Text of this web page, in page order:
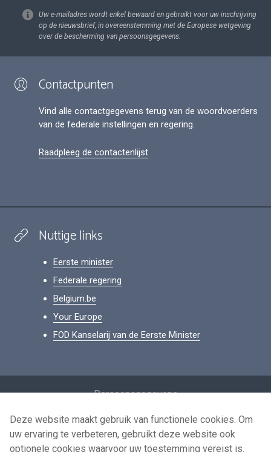
Uw e-mailadres wordt enkel bewaard en gebruikt voor uw inschrijving
op de nieuwsbrief, in overeenstemming met de Europese wetgeving
over de bescherming van persoonsgegevens.
Contactpunten
Vind alle contactgegevens terug van de woordvoerders
van de federale instellingen en regering.
Raadpleeg de contactenlijst
Nuttige links
Eerste minister
Federale regering
Belgium.be
Your Europe
FOD Kanselarij van de Eerste Minister
Persoonsgegevens
Voorwaarden voor het hergebruik
Contacteer ons
Deze website maakt gebruik van functionele cookies. Om
uw ervaring te verbeteren, gebruikt deze website ook
optionele cookies waarvoor uw toestemming vereist is.